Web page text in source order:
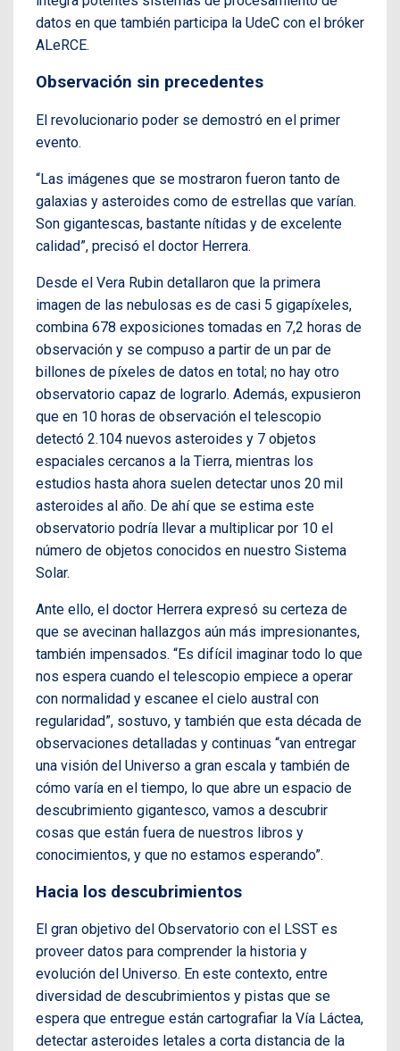
datos en que también participa la UdeC con el bróker
ALeRCE.
Observación sin precedentes
El revolucionario poder se demostró en el primer
evento.
“Las imágenes que se mostraron fueron tanto de
galaxias y asteroides como de estrellas que varían.
Son gigantescas, bastante nítidas y de excelente
calidad”, precisó el doctor Herrera.
Desde el Vera Rubin detallaron que la primera
imagen de las nebulosas es de casi 5 gigapíxeles,
combina 678 exposiciones tomadas en 7,2 horas de
observación y se compuso a partir de un par de
billones de píxeles de datos en total; no hay otro
observatorio capaz de lograrlo. Además, expusieron
que en 10 horas de observación el telescopio
detectó 2.104 nuevos asteroides y 7 objetos
espaciales cercanos a la Tierra, mientras los
estudios hasta ahora suelen detectar unos 20 mil
asteroides al año. De ahí que se estima este
observatorio podría llevar a multiplicar por 10 el
número de objetos conocidos en nuestro Sistema
Solar.
Ante ello, el doctor Herrera expresó su certeza de
que se avecinan hallazgos aún más impresionantes,
también impensados. “Es difícil imaginar todo lo que
nos espera cuando el telescopio empiece a operar
con normalidad y escanee el cielo austral con
regularidad”, sostuvo, y también que esta década de
observaciones detalladas y continuas “van entregar
una visión del Universo a gran escala y también de
cómo varía en el tiempo, lo que abre un espacio de
descubrimiento gigantesco, vamos a descubrir
cosas que están fuera de nuestros libros y
conocimientos, y que no estamos esperando”.
Hacia los descubrimientos
El gran objetivo del Observatorio con el LSST es
proveer datos para comprender la historia y
evolución del Universo. En este contexto, entre
diversidad de descubrimientos y pistas que se
espera que entregue están cartografiar la Vía Láctea,
detectar asteroides letales a corta distancia de la